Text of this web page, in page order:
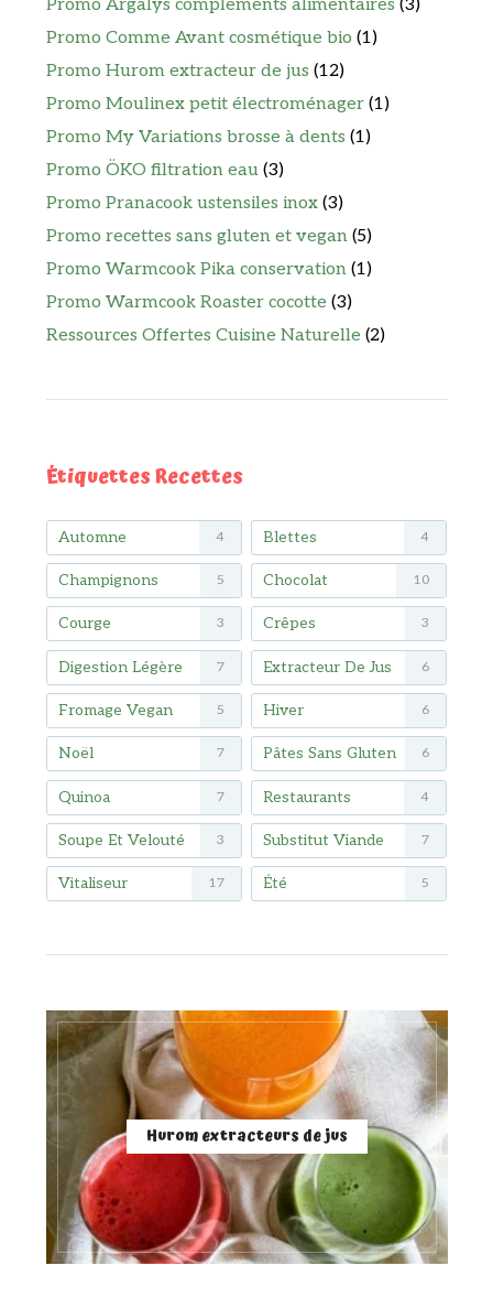
Promo Argalys compléments alimentaires (3)
Promo Comme Avant cosmétique bio (1)
Promo Hurom extracteur de jus (12)
Promo Moulinex petit électroménager (1)
Promo My Variations brosse à dents (1)
Promo ÖKO filtration eau (3)
Promo Pranacook ustensiles inox (3)
Promo recettes sans gluten et vegan (5)
Promo Warmcook Pika conservation (1)
Promo Warmcook Roaster cocotte (3)
Ressources Offertes Cuisine Naturelle (2)
Étiquettes Recettes
Automne 4 Blettes 4
Champignons 5 Chocolat 10
Courge 3 Crêpes 3
Digestion Légère 7 Extracteur De Jus 6
Fromage Vegan 5 Hiver 6
Noël 7 Pâtes Sans Gluten 6
Quinoa 7 Restaurants 4
Soupe Et Velouté 3 Substitut Viande 7
Vitaliseur 17 Été 5
Hurom extracteurs de jus